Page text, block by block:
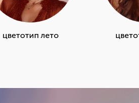
цветотип лето